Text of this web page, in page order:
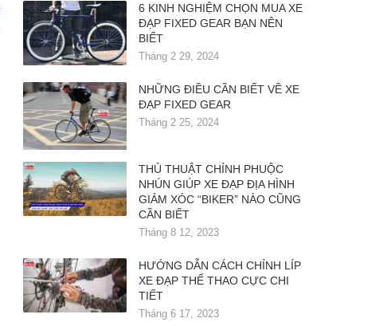
6 KINH NGHIỆM CHỌN MUA XE
ĐẠP FIXED GEAR BẠN NÊN
BIẾT
Tháng 2 29, 2024
NHỮNG ĐIỀU CẦN BIẾT VỀ XE
ĐẠP FIXED GEAR
Tháng 2 25, 2024
THỦ THUẬT CHỈNH PHUỘC
NHÚN GIÚP XE ĐẠP ĐỊA HÌNH
GIẢM XÓC “BIKER” NÀO CŨNG
CẦN BIẾT
Tháng 8 12, 2023
HƯỚNG DẪN CÁCH CHỈNH LÍP
XE ĐẠP THỂ THAO CỰC CHI
TIẾT
Tháng 6 17, 2023